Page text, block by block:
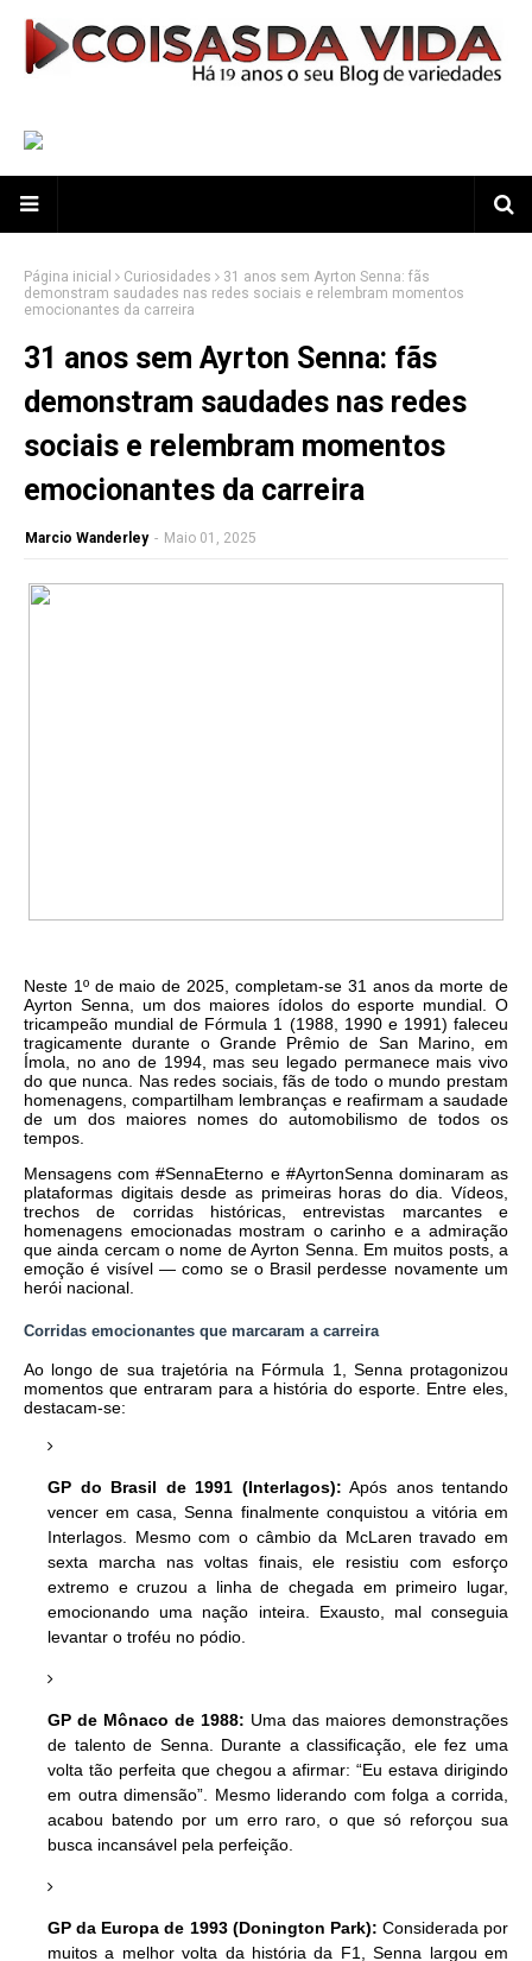
Página inicial Curiosidades
31 anos sem Ayrton Senna: fãs
demonstram saudades nas redes sociais e relembram momentos
emocionantes da carreira
31 anos sem Ayrton Senna: fãs
demonstram saudades nas redes
sociais e relembram momentos
emocionantes da carreira
Marcio Wanderley - Maio 01, 2025
Neste 1º de maio de 2025, completam-se 31 anos da morte de
Ayrton Senna, um dos maiores ídolos do esporte mundial. O
tricampeão mundial de Fórmula 1 (1988, 1990 e 1991) faleceu
tragicamente durante o Grande Prêmio de San Marino, em
Ímola, no ano de 1994, mas seu legado permanece mais vivo
do que nunca. Nas redes sociais, fãs de todo o mundo prestam
homenagens, compartilham lembranças e reafirmam a saudade
de um dos maiores nomes do automobilismo de todos os
tempos.
Mensagens com #SennaEterno e #AyrtonSenna dominaram as
plataformas digitais desde as primeiras horas do dia. Vídeos,
trechos de corridas históricas, entrevistas marcantes e
homenagens emocionadas mostram o carinho e a admiração
que ainda cercam o nome de Ayrton Senna. Em muitos posts, a
emoção é visível — como se o Brasil perdesse novamente um
herói nacional.
Corridas emocionantes que marcaram a carreira
Ao longo de sua trajetória na Fórmula 1, Senna protagonizou
momentos que entraram para a história do esporte. Entre eles,
destacam-se:
GP do Brasil de 1991 (Interlagos): Após anos tentando
vencer em casa, Senna finalmente conquistou a vitória em
Interlagos. Mesmo com o câmbio da McLaren travado em
sexta marcha nas voltas finais, ele resistiu com esforço
extremo e cruzou a linha de chegada em primeiro lugar,
emocionando uma nação inteira. Exausto, mal conseguia
levantar o troféu no pódio.
GP de Mônaco de 1988: Uma das maiores demonstrações
de talento de Senna. Durante a classificação, ele fez uma
volta tão perfeita que chegou a afirmar: “Eu estava dirigindo
em outra dimensão”. Mesmo liderando com folga a corrida,
acabou batendo por um erro raro, o que só reforçou sua
busca incansável pela perfeição.
GP da Europa de 1993 (Donington Park): Considerada por
muitos a melhor volta da história da F1, Senna largou em